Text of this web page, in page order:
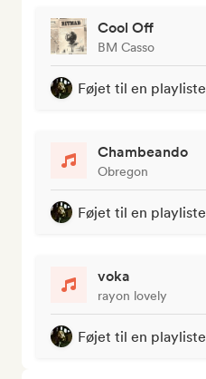
Cool Off
BM Casso
Føjet til en playliste
Chambeando
Obregon
Føjet til en playliste
voka
rayon lovely
Føjet til en playliste